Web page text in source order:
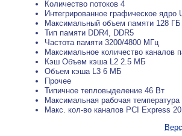
Количество потоков 4
Интегрированное графическое
Максимальный объем памяти 128 ГБ
Тип памяти DDR4, DDR5
Частота памяти 3200/4800 МГц
Максимальное количество каналов
Кэш Объем кэша L2 2.5 МБ
Объем кэша L3 6 МБ
Прочее
Типичное тепловыделение 46 Вт
Максимальная рабочая температура
Макс. кол-во каналов PCI Express 20